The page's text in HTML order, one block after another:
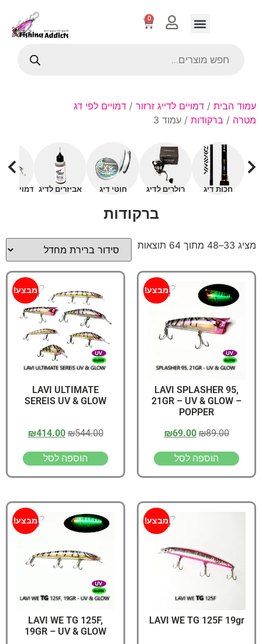
0
עמוד הבית / דמויים לדייג זרזור / דמויים לפי דג
מטרה / ברקודות / עמוד 3
חכות דיג רולרים לדיג חוטי דיג אביזרים לדיג דמויים
ברקודות
מציג 33–48 מתוך 64 תוצאות
מבצע!
LAVI SPLASHER 95,
21GR – UV & GLOW –
POPPER
₪89.00
₪69.00
הוספה לסל
מבצע!
LAVI ULTIMATE
SEREIS UV & GLOW
₪544.00
₪414.00
הוספה לסל
מבצע!
LAVI WE TG 125F 19gr
מבצע!
LAVI WE TG 125F,
19GR – UV & GLOW